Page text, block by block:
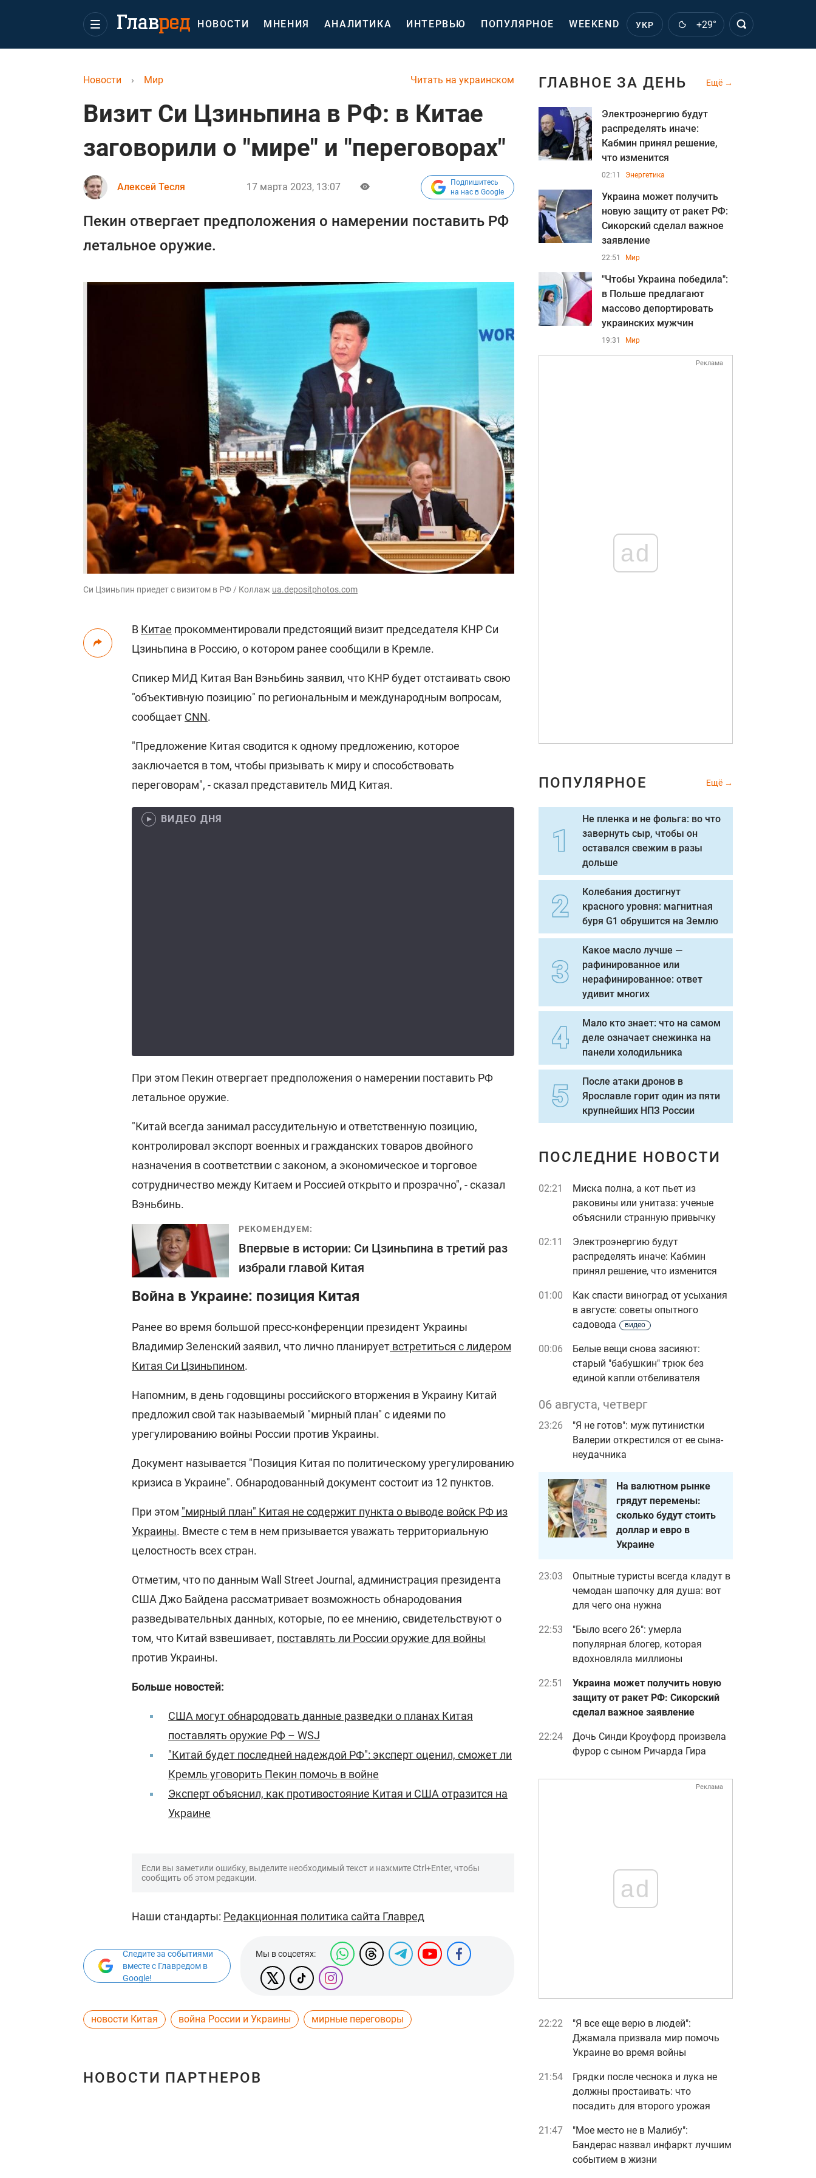
НОВОСТИ МНЕНИЯ АНАЛИТИКА ИНТЕРВЬЮ ПОПУЛЯРНОЕ WEEKEND УКР +29°
Читать на украинском
Новости › Мир
Визит Си Цзиньпина в РФ: в Китае
заговорили о "мире" и "переговорах"
Алексей Тесля 17 марта 2023, 13:07
Подпишитесь
на нас в Google
Пекин отвергает предположения о намерении поставить РФ
летальное оружие.
Си Цзиньпин приедет с визитом в РФ / Коллаж ua.depositphotos.com
В Китае прокомментировали предстоящий визит председателя КНР Си
Цзиньпина в Россию, о котором ранее сообщили в Кремле.
Спикер МИД Китая Ван Вэньбинь заявил, что КНР будет отстаивать свою
"объективную позицию" по региональным и международным вопросам,
сообщает CNN.
"Предложение Китая сводится к одному предложению, которое
заключается в том, чтобы призывать к миру и способствовать
переговорам", - сказал представитель МИД Китая.
ВИДЕО ДНЯ
При этом Пекин отвергает предположения о намерении поставить РФ
летальное оружие.
"Китай всегда занимал рассудительную и ответственную позицию,
контролировал экспорт военных и гражданских товаров двойного
назначения в соответствии с законом, а экономическое и торговое
сотрудничество между Китаем и Россией открыто и прозрачно", - сказал
Вэньбинь.
РЕКОМЕНДУЕМ:
Впервые в истории: Си Цзиньпина в третий раз
избрали главой Китая
Война в Украине: позиция Китая
Ранее во время большой пресс-конференции президент Украины
Владимир Зеленский заявил, что лично планирует встретиться с лидером
Китая Си Цзиньпином.
Напомним, в день годовщины российского вторжения в Украину Китай
предложил свой так называемый "мирный план" с идеями по
урегулированию войны России против Украины.
Документ называется "Позиция Китая по политическому урегулированию
кризиса в Украине". Обнародованный документ состоит из 12 пунктов.
При этом "мирный план" Китая не содержит пункта о выводе войск РФ из
Украины. Вместе с тем в нем призывается уважать территориальную
целостность всех стран.
Отметим, что по данным Wall Street Journal, администрация президента
США Джо Байдена рассматривает возможность обнародования
разведывательных данных, которые, по ее мнению, свидетельствуют о
том, что Китай взвешивает, поставлять ли России оружие для войны
против Украины.
Больше новостей:
США могут обнародовать данные разведки о планах Китая
поставлять оружие РФ – WSJ
"Китай будет последней надеждой РФ": эксперт оценил, сможет ли
Кремль уговорить Пекин помочь в войне
Эксперт объяснил, как противостояние Китая и США отразится на
Украине
Если вы заметили ошибку, выделите необходимый текст и нажмите Ctrl+Enter, чтобы
сообщить об этом редакции.
Наши стандарты: Редакционная политика сайта Главред
Следите за событиями
вместе с Главредом в
Google!
Мы в соцсетях:
новости Китая война России и Украины мирные переговоры
НОВОСТИ ПАРТНЕРОВ
ГЛАВНОЕ ЗА ДЕНЬ Ещё
Электроэнергию будут
распределять иначе:
Кабмин принял решение,
что изменится
02:11 Энергетика
Украина может получить
новую защиту от ракет РФ:
Сикорский сделал важное
заявление
22:51 Мир
"Чтобы Украина победила":
в Польше предлагают
массово депортировать
украинских мужчин
19:31 Мир
Реклама
ad
ПОПУЛЯРНОЕ Ещё
Не пленка и не фольга: во что
завернуть сыр, чтобы он
оставался свежим в разы
дольше
Колебания достигнут
красного уровня: магнитная
буря G1 обрушится на Землю
Какое масло лучше —
рафинированное или
нерафинированное: ответ
удивит многих
Мало кто знает: что на самом
деле означает снежинка на
панели холодильника
После атаки дронов в
Ярославле горит один из пяти
крупнейших НПЗ России
ПОСЛЕДНИЕ НОВОСТИ
02:21
Миска полна, а кот пьет из
раковины или унитаза: ученые
объяснили странную привычку
02:11
Электроэнергию будут
распределять иначе: Кабмин
принял решение, что изменится
01:00
Как спасти виноград от усыхания
в августе: советы опытного
садовода
видео
00:06
Белые вещи снова засияют:
старый "бабушкин" трюк без
единой капли отбеливателя
06 августа, четверг
23:26
"Я не готов": муж путинистки
Валерии открестился от ее сына-
неудачника
На валютном рынке
грядут перемены:
сколько будут стоить
доллар и евро в
Украине
23:03
Опытные туристы всегда кладут в
чемодан шапочку для душа: вот
для чего она нужна
22:53
"Было всего 26": умерла
популярная блогер, которая
вдохновляла миллионы
22:51
Украина может получить новую
защиту от ракет РФ: Сикорский
сделал важное заявление
22:24
Дочь Синди Кроуфорд произвела
фурор с сыном Ричарда Гира
Реклама
ad
22:22
"Я все еще верю в людей":
Джамала призвала мир помочь
Украине во время войны
21:54
Грядки после чеснока и лука не
должны простаивать: что
посадить для второго урожая
21:47
"Мое место не в Малибу":
Бандерас назвал инфаркт лучшим
событием в жизни